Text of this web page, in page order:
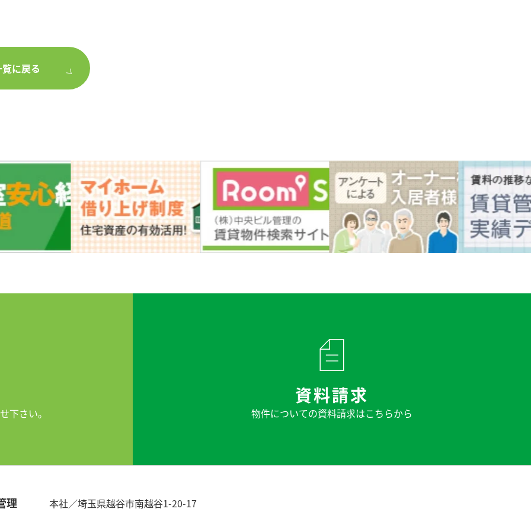
に戻る
下さい。
資料請求
物件についての資料請求はこちらから
理 本社／埼玉県越谷市南越谷1-20-17